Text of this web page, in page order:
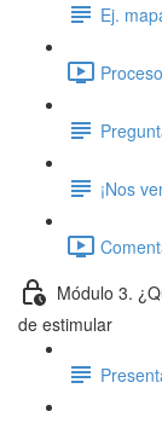
Ej.
¡Nos
Módulo 3.
de estimular